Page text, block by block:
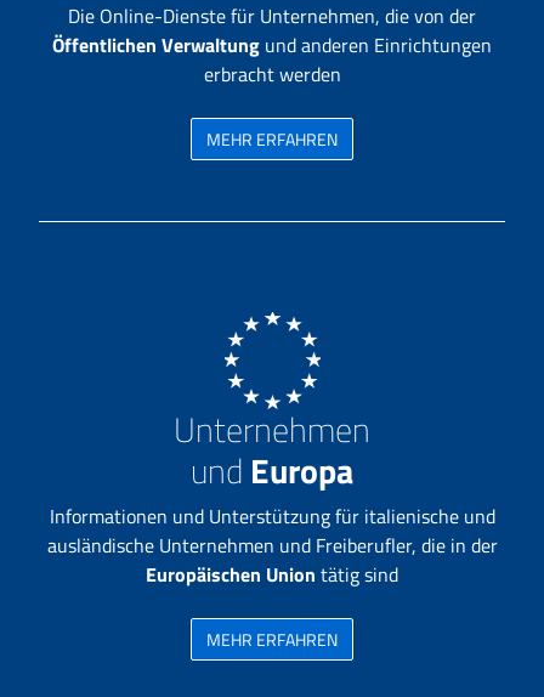
Die Online-Dienste für Unternehmen, die von der
Öffentlichen Verwaltung und anderen Einrichtungen
erbracht werden
MEHR ERFAHREN
Unternehmen
und Europa
Informationen und Unterstützung für italienische und
ausländische Unternehmen und Freiberufler, die in der
Europäischen Union tätig sind
MEHR ERFAHREN